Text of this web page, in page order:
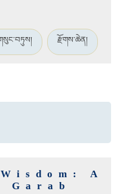
རྫོགས་ཆེན།
A
Garab